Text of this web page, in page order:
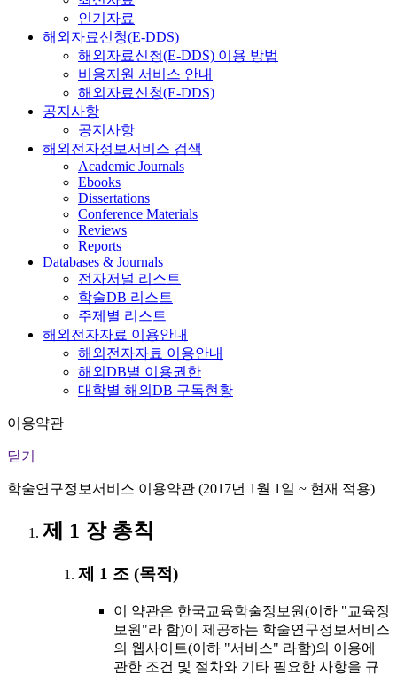
인기자료
해외자료신청(E-DDS)
해외자료신청(E-DDS) 이용 방법
비용지원 서비스 안내
해외자료신청(E-DDS)
공지사항
공지사항
해외전자정보서비스 검색
Academic Journals
Ebooks
Dissertations
Conference Materials
Reviews
Reports
Databases & Journals
전자저널 리스트
학술DB 리스트
주제별 리스트
해외전자자료 이용안내
해외전자자료 이용안내
해외DB별 이용권한
대학별 해외DB 구독현황
이용약관
닫기
학술연구정보서비스 이용약관 (2017년 1월 1일 ~ 현재 적용)
제 1 장 총칙
제 1 조 (목적)
이 약관은 한국교육학술정보원(이하 "교육정
보원"라 함)이 제공하는 학술연구정보서비스
의 웹사이트(이하 "서비스" 라함)의 이용에
관한 조건 및 절차와 기타 필요한 사항을 규